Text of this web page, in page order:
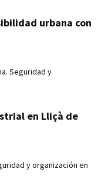
urbana con
Seguridad y
en Lliçà de
y organización en